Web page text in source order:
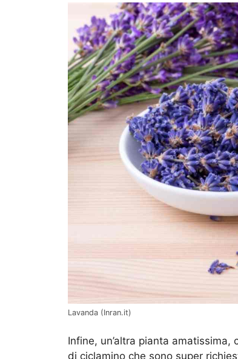
Lavanda (Inran.it)
Infine, un’altra pianta amatissima,
di ciclamino che sono super